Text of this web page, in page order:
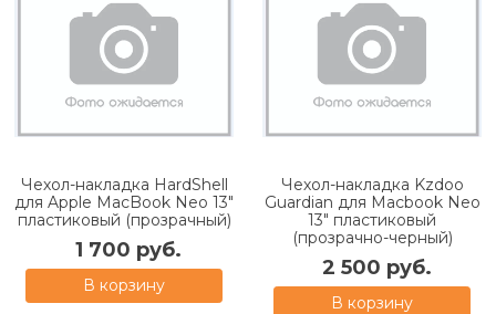
Чехол-накладка HardShell
для Apple MacBook Neo 13"
пластиковый (прозрачный)
1 700 руб.
В корзину
Чехол-накладка Kzdoo
Guardian для Macbook Neo
13" пластиковый
(прозрачно-черный)
2 500 руб.
В корзину